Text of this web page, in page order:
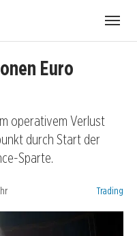
Euro
operativem Verlust
durch Start der
Sparte.
Kategorien:
Trading